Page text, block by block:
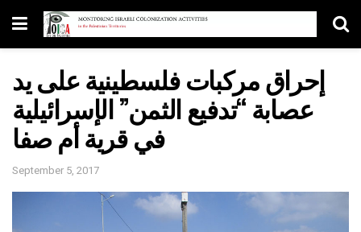
إحراق مركبات فلسطينية على يد
عصابة “تدفيع الثمن” الإسرائيلية
في قرية أم صفا
September 5, 2017